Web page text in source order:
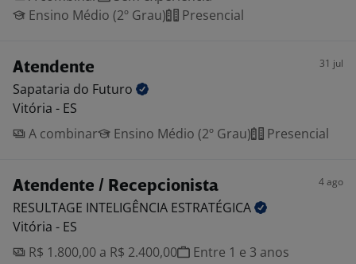
Ensino Médio (2º Grau)
Presencial
Atendente 31 jul
Sapataria do Futuro
Vitória - ES
A combinar
Ensino Médio (2º Grau) Presencial
Atendente / Recepcionista 4 ago
RESULTAGE INTELIGÊNCIA ESTRATÉGICA
Vitória - ES
R$ 1.800,00 a R$ 2.400,00
Entre 1 e 3 anos